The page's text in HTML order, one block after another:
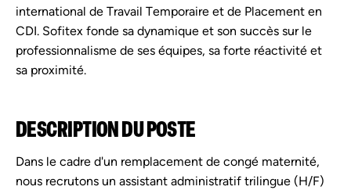
international de Travail Temporaire et de Placement en
CDI. Sofitex fonde sa dynamique et son succès sur le
professionnalisme de ses équipes, sa forte réactivité et
sa proximité.
DESCRIPTION DU POSTE
Dans le cadre d'un remplacement de congé maternité,
nous recrutons un assistant administratif trilingue (H/F)